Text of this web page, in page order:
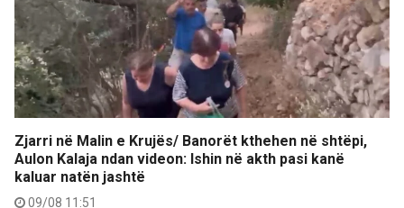
Zjarri në Malin e Krujës/ Banorët kthehen në shtëpi,
Aulon Kalaja ndan videon: Ishin në akth pasi kanë
kaluar natën jashtë
09/08 11:51